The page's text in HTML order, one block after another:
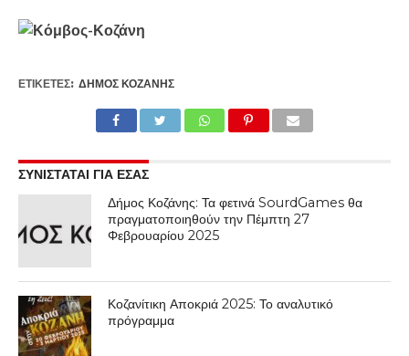
ΕΤΙΚΕΤΕΣ: ΔΉΜΟΣ ΚΟΖΆΝΗΣ
ΣΥΝΙΣΤΑΤΑΙ ΓΙΑ ΕΣΑΣ
Δήμος Κοζάνης: Τα φετινά SourdGames θα
πραγματοποιηθούν την Πέμπτη 27
Φεβρουαρίου 2025
Κοζανίτικη Αποκριά 2025: Το αναλυτικό
πρόγραμμα